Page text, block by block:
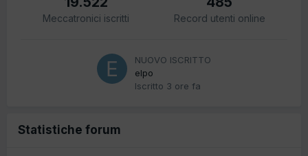
Meccatronici iscritti Record utenti online
NUOVO ISCRITTO
elpo
Iscritto 3 ore fa
Statistiche forum